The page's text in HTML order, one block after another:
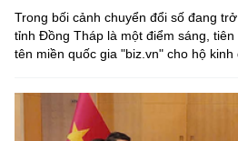
Trong bối cảnh chuyển đổi số đang
tỉnh Đồng Tháp là một điểm sáng,
tên miền quốc gia "biz.vn" cho hộ kinh